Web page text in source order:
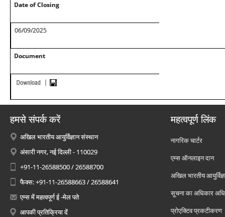
Date of Closing
06/09/2025
Document
हमसे संपर्क करें
अखिल भारतीय आयुर्विज्ञान संस्थान
अंसारी नगर, नई दिल्ली - 110029
+91-11-26588500 / 26588700
फैक्स: +91-11-26588663 / 26588641
एम्स में महत्वपूर्ण ई -मेल पते
आपकी प्रतिक्रिया दें
महत्वपूर्ण लिंक
नागरिक चार्टर
एम्स ऑनलाइन दान
अखिल भारतीय
सूचना का अधिकार
प्रोएक्टिव प्रकटीकरण